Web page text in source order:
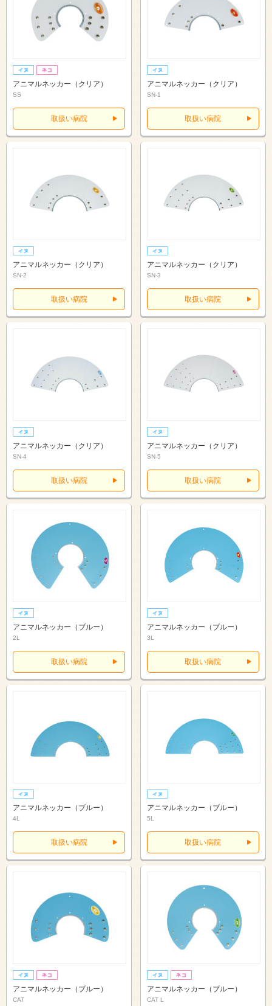
アニマルネッカー（クリア）
SS
取扱い病院
アニマルネッカー（クリア）
SN-1
取扱い病院
アニマルネッカー（クリア）
SN-2
取扱い病院
アニマルネッカー（クリア）
SN-3
取扱い病院
アニマルネッカー（クリア）
SN-4
取扱い病院
アニマルネッカー（クリア）
SN-5
取扱い病院
アニマルネッカー（ブルー）
2L
取扱い病院
アニマルネッカー（ブルー）
3L
取扱い病院
アニマルネッカー（ブルー）
4L
取扱い病院
アニマルネッカー（ブルー）
5L
取扱い病院
アニマルネッカー（ブルー）
CAT
アニマルネッカー（ブルー）
CAT L